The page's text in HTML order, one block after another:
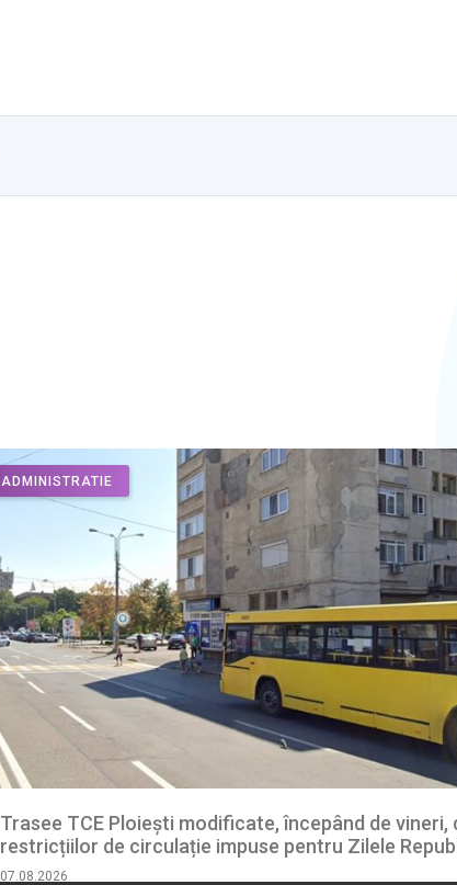
ADMINISTRATIE
Trasee TCE Ploiești modificate, începând de vineri,
restricțiilor de circulație impuse pentru Zilele
07.08.2026